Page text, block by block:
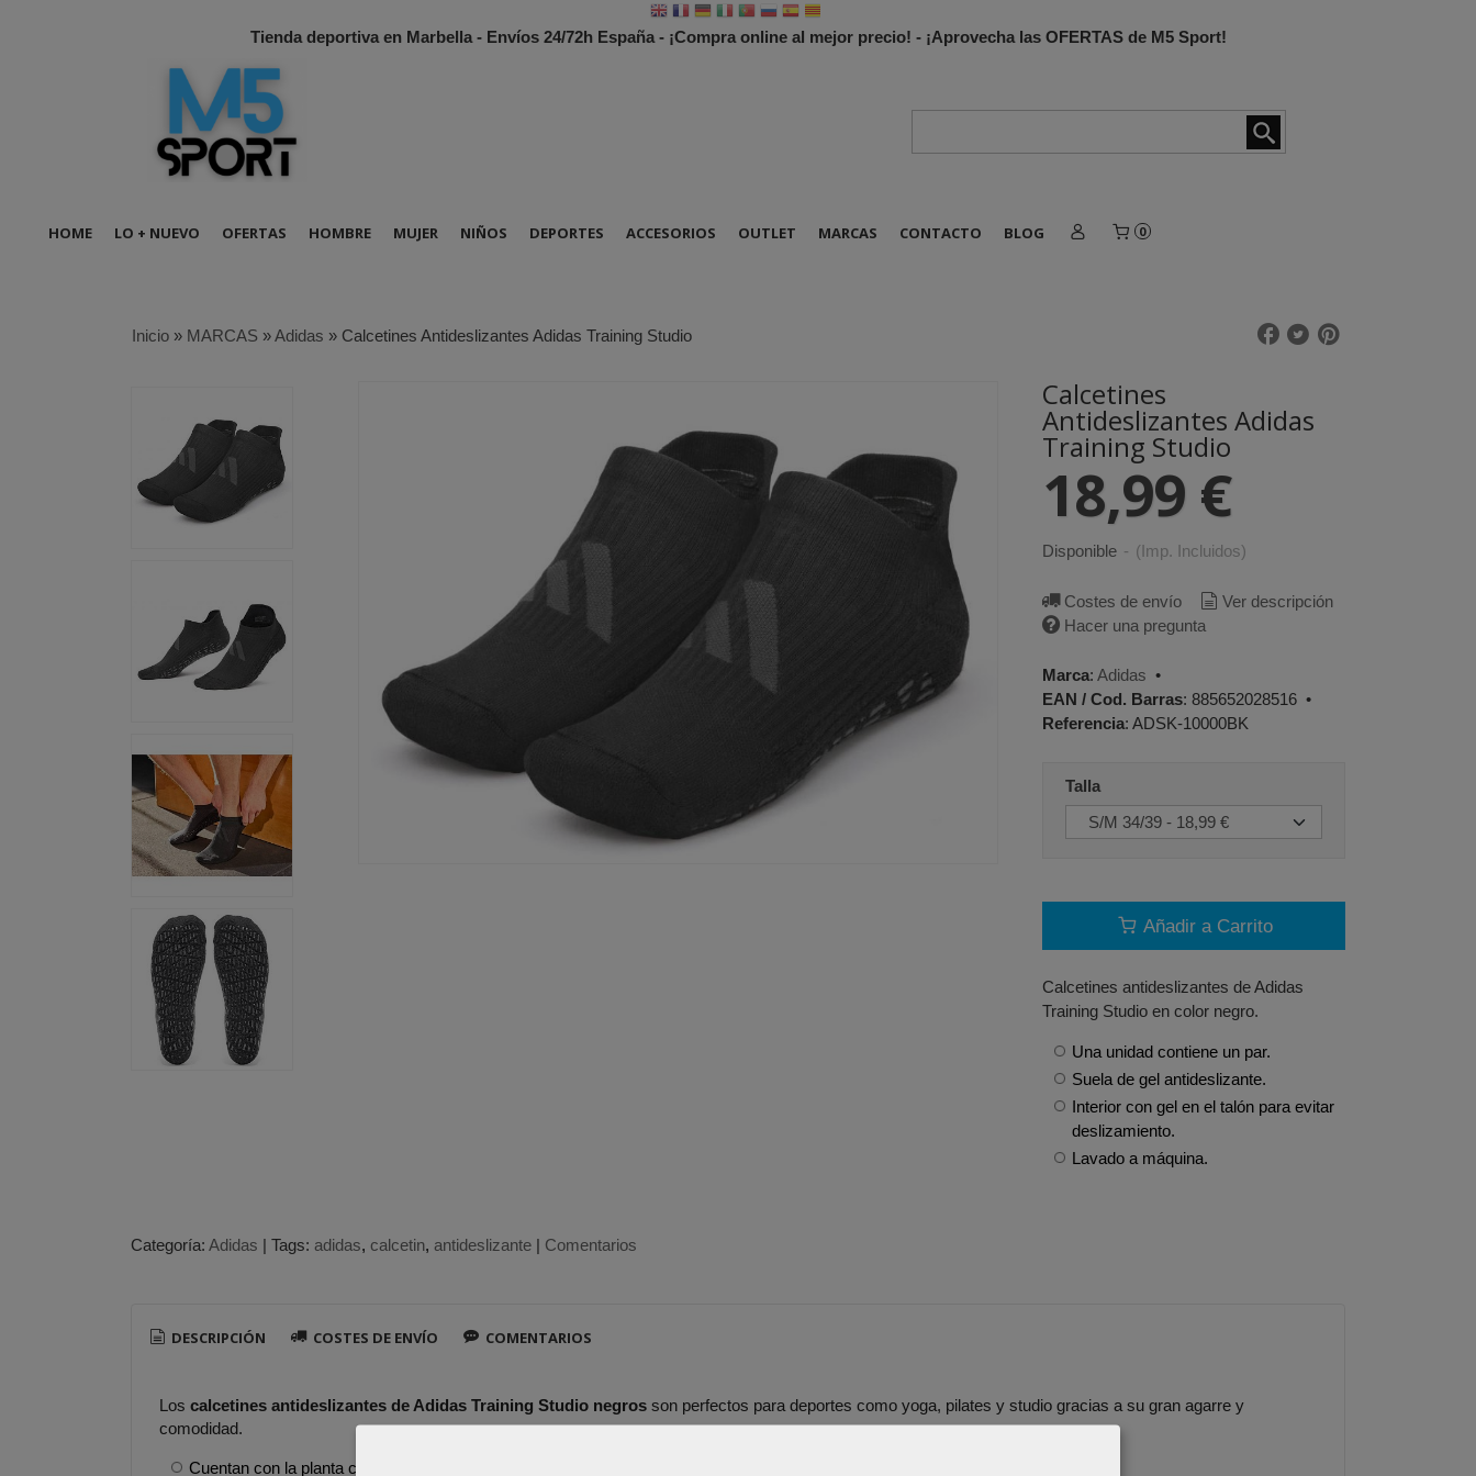
Tienda deportiva en Marbella - Envíos 24/72h España - ¡Compra online al mejor precio! - ¡Aprovecha las OFERTAS de M5 Sport!
HOME LO + NUEVO OFERTAS HOMBRE MUJER NIÑOS DEPORTES ACCESORIOS OUTLET MARCAS CONTACTO BLOG 0
Inicio» MARCAS »Adidas » Calcetines Antideslizantes Adidas Training Studio
Calcetines
Antideslizantes Adidas
Training Studio
18,99 €
Disponible - (Imp. Incluidos)
Costes de envío
Ver descripción
Hacer una pregunta
Marca: Adidas •
EAN / Cod. Barras: 885652028516•
Referencia: ADSK-10000BK
Talla
Añadir a Carrito
Calcetines antideslizantes de Adidas
Training Studio en color negro.
Una unidad contiene un par.
Suela de gel antideslizante.
Interior con gel en el talón para evitar
deslizamiento.
Lavado a máquina.
Categoría: Adidas | Tags: adidas calcetin antideslizante | Comentarios
DESCRIPCIÓN COSTES DE ENVÍO COMENTARIOS
Loscalcetines antideslizantes de Adidas Training Studio negrosson perfectos para deportes como yoga, pilates y studio gracias a su gran agarre y
comodidad.
Cuentan con la planta con huellas de gel antideslizante.